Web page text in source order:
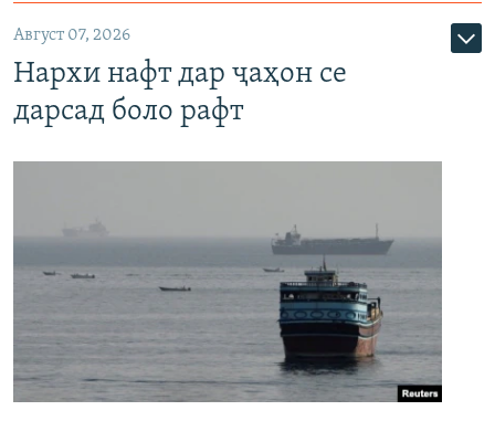
Август 07, 2026
Нархи нафт дар ҷаҳон се
дарсад боло рафт